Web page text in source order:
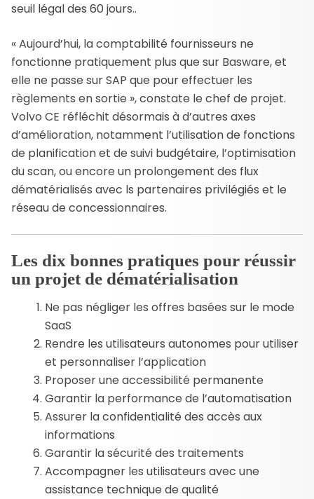
seuil légal des 60 jours..
« Aujourd’hui, la comptabilité fournisseurs ne
fonctionne prati­quement plus que sur Basware, et
elle ne passe sur SAP que pour effectuer les
règlements en sortie », constate le chef de projet.
Volvo CE réfléchit désormais à d’autres axes
d’amélioration, notamment l’utilisation de fonctions
de planification et de suivi budgétaire, l’optimisation
du scan, ou encore un prolongement des flux
dématérialisés avec ls partenaires privilégiés et le
réseau de concessionnaires.
Les dix bonnes pratiques pour réussir
un projet de dématérialisation
Ne pas négliger les offres basées sur le mode
SaaS
Rendre les utilisateurs autonomes pour utiliser
et personnaliser l’application
Proposer une accessibilité permanente
Garantir la performance de l’automatisation
Assurer la confidentialité des accès aux
informations
Garantir la sécurité des traitements
Accompagner les utilisateurs avec une
assistance technique de qualité